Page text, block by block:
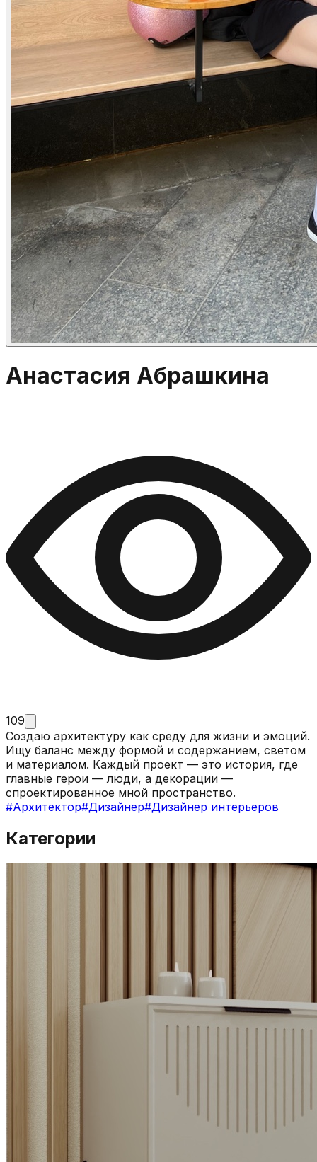
Анастасия Абрашкина
109
Создаю архитектуру как среду для жизни и эмоций.
Ищу баланс между формой и содержанием, светом
и материалом. Каждый проект — это история, где
главные герои — люди, а декорации —
спроектированное мной пространство.
#Архитектор#Дизайнер#Дизайнер интерьеров
Категории